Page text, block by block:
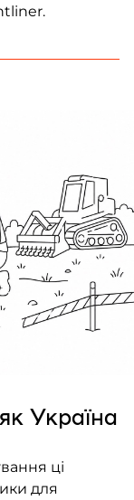
Україна
ці
для